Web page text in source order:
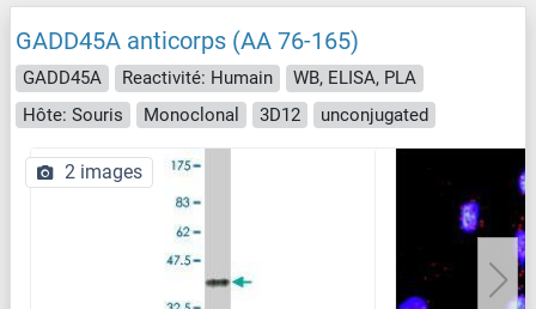
GADD45A anticorps (AA 76-165)
GADD45A Reactivité: Humain
WB, ELISA, PLA
Hôte: Souris
Monoclonal 3D12 unconjugated
2 images